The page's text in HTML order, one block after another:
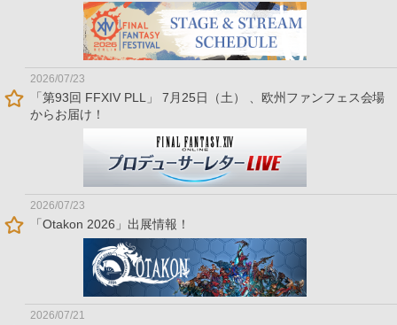
2026/07/23
「第93回 FFXIV PLL」 7月25日（土） 、欧州ファンフェス会場
からお届け！
2026/07/23
「Otakon 2026」出展情報！
2026/07/21